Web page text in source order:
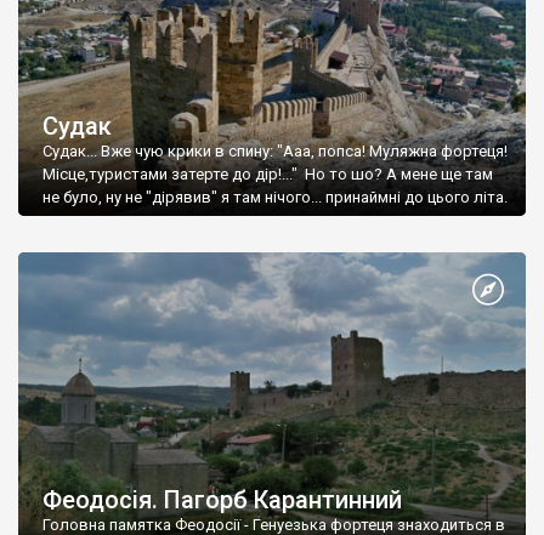
Судак
Судак... Вже чую крики в спину: "Ааа, попса! Муляжна фортеця!
Місце,туристами затерте до дір!..." Но то шо? А мене ще там
не було, ну не "дірявив" я там нічого... принаймні до цього літа.
Феодосія. Пагорб Карантинний
Головна памятка Феодосії - Генуезька фортеця знаходиться в